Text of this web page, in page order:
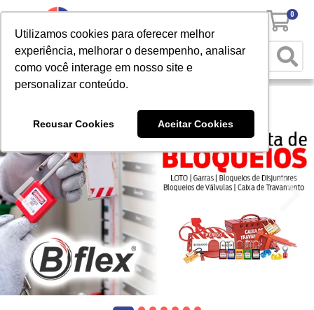
Utilizamos cookies para oferecer melhor
experiência, melhorar o desempenho, analisar
como você interage em nosso site e
personalizar conteúdo.
Recusar Cookies Aceitar Cookies
0